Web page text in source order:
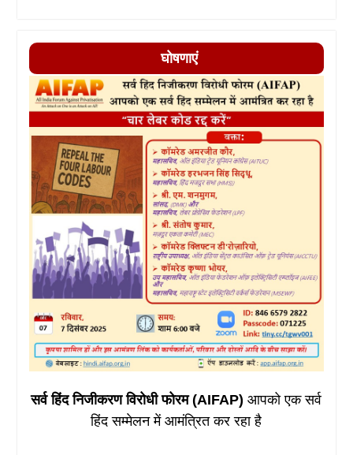
घोषणाएं
सर्व हिंद निजीकरण विरोधी फोरम (AIFAP)आपको एक सर्व
हिंद सम्मेलन में आमंत्रित कर रहा है